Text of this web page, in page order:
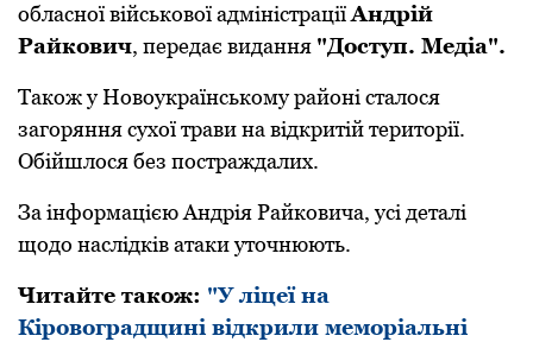
обласної військової адміністраціїАндрій
Райкович, передає видання "Доступ. Медіа".
Також у Новоукраїнському районі сталося
загоряння сухої трави на відкритій території.
Обійшлося без постраждалих.
За інформацією Андрія Райковича, усі деталі
щодо наслідків атаки уточнюють.
Читайте також: "У ліцеї на
Кіровоградщині відкрили меморіальні